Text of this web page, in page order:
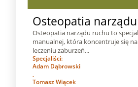
Osteopatia
Osteopatia narządu ruchu to
manualnej, która koncentruje się
leczeniu zaburzeń...
Specjaliści:
Adam Dąbrowski
,
Tomasz Wiącek